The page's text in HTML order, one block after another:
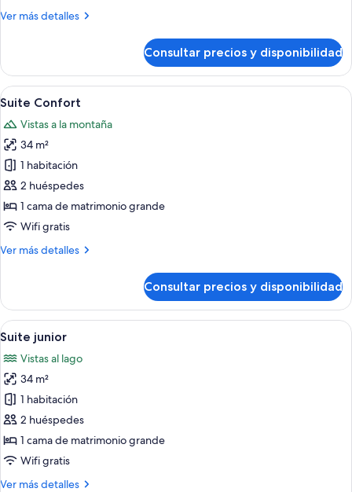
Ver más detalles
Más
cuádruple
Premium
Consultar precios y disponibilidad
Abrir
todas
las
fotos
de
Suite
Confort
Un dormitorio con cama, una silla y
5
Suite Confort
Vistas a la montaña
34 m²
1 habitación
2 huéspedes
1 cama de matrimonio grande
Wifi gratis
Ver más detalles
Más
Confort
Consultar precios y disponibilidad
Abrir
todas
las
fotos
de
Suite
junior
Una habitación de hotel moderna
13
Suite junior
Vistas al lago
34 m²
1 habitación
2 huéspedes
1 cama de matrimonio grande
Wifi gratis
Ver más detalles
Más